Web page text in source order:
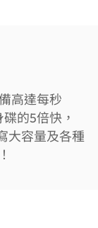
高達每秒
的5倍快，
大容量及各種